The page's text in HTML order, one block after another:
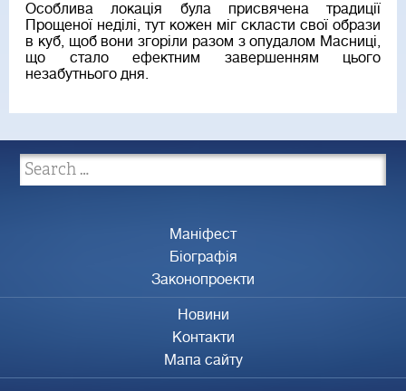
Особлива локація була присвячена традиції
Прощеної неділі, тут кожен міг скласти свої образи
в куб, щоб вони згоріли разом з опудалом Масниці,
що стало ефектним завершенням цього
незабутнього дня.
Маніфест
Біографія
Законопроекти
Новини
Контакти
Мапа сайту